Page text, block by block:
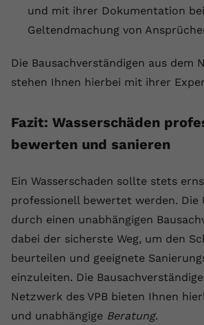
und mit ihrer Dokumentation
Geltendmachung von
Die Bausachverständigen aus dem
stehen Ihnen hierbei mit ihrer
Fazit: Wasserschäden
bewerten und sanieren
Ein Wasserschaden sollte stets
professionell bewertet werden.
durch einen unabhängigen
dabei der sicherste Weg, um den
beurteilen und geeignete
einzuleiten. Die
Netzwerk des VPB bieten Ihnen
und unabhängige Beratung.